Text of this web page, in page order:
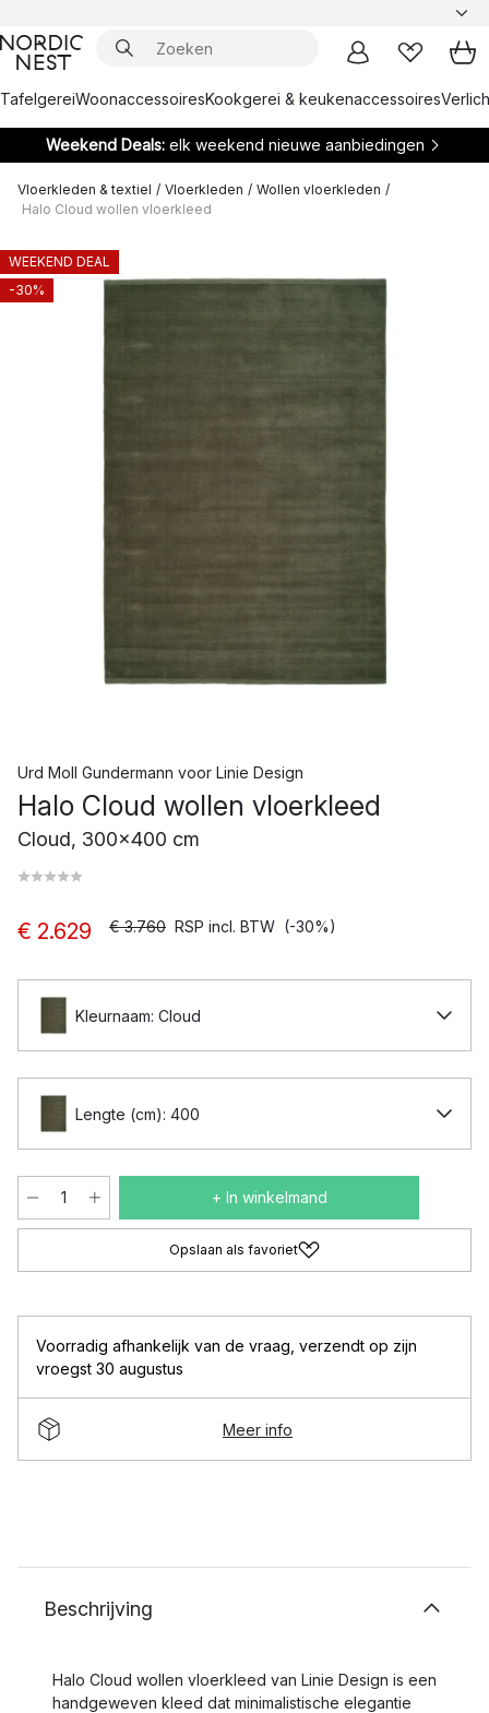
TafelgereiWoonaccessoiresKookgerei & keukenaccessoires
Weekend Deals: elk weekend nieuwe aanbiedingen
Vloerkleden & textiel / Vloerkleden / Wollen vloerkleden /
Halo Cloud wollen vloerkleed
WEEKEND DEAL
-30%
Urd Moll Gundermann voor Linie Design
Halo Cloud wollen vloerkleed
Cloud, 300x400 cm
€ 2.629 € 3.760 RSP incl. BTW (-30%)
Kleurnaam: Cloud
Lengte (cm): 400
+ In winkelmand
Opslaan als favoriet
Voorradig afhankelijk van de vraag verzendt op zijn
vroegst 30 augustus
Meer info
Beschrijving
Halo Cloud wollen vloerkleed van Linie Design is een
handgeweven kleed dat minimalistische elegantie